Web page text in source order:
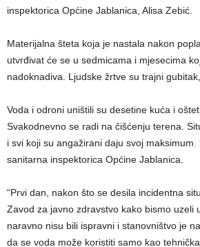
inspektorica Općine Jablanica, Alisa Zebić.
Materijalna šteta koja je nastala nakon
utvrđivat će se u sedmicama i mjesecima
nadoknadiva. Ljudske žrtve su trajni
Voda i odroni uništili su desetine kuća i
Svakodnevno se radi na čišćenju terena.
i svi koji su angažirani daju svoj maksimum
sanitarna inspektorica Općine Jablanica.
“Prvi dan, nakon što se desila incidentna
Zavod za javno zdravstvo kako bismo uzeli
naravno nisu bili ispravni i stanovništvo je
da se voda može koristiti samo kao